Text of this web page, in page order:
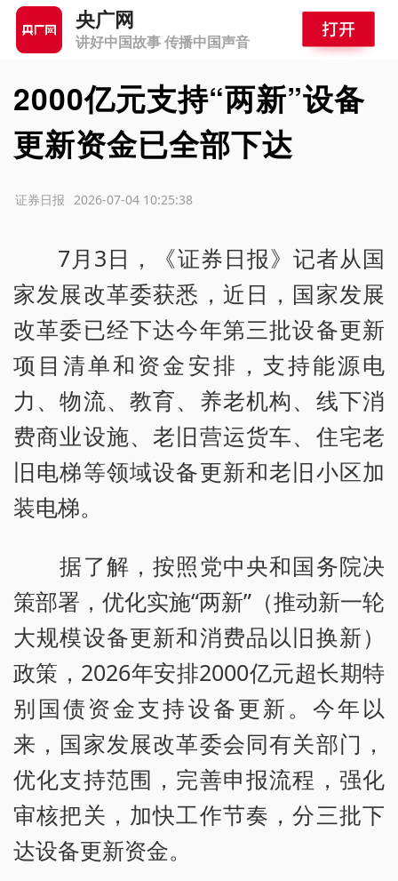
央广网
讲好中国故事 传播中国声音
2000亿元支持“两新”设备
更新资金已全部下达
2026-07-04 10:25:38
证券日报
7月3日，《证券日报》记者从国
家发展改革委获悉，近日，国家发展
改革委已经下达今年第三批设备更新
项目清单和资金安排，支持能源电
力、物流、教育、养老机构、线下消
费商业设施、老旧营运货车、住宅老
旧电梯等领域设备更新和老旧小区加
装电梯。
据了解，按照党中央和国务院决
策部署，优化实施“两新”（推动新一轮
大规模设备更新和消费品以旧换新）
政策，2026年安排2000亿元超长期特
别国债资金支持设备更新。今年以
来，国家发展改革委会同有关部门，
优化支持范围，完善申报流程，强化
审核把关，加快工作节奏，分三批下
达设备更新资金。